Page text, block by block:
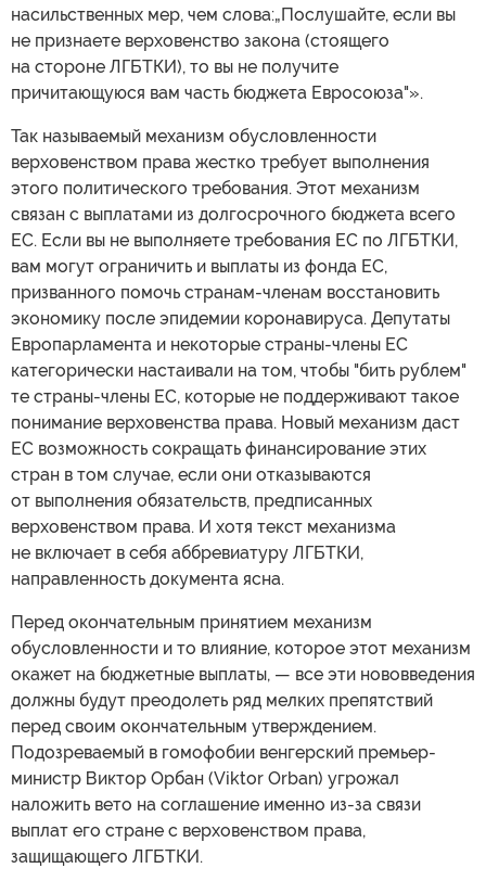
насильственных мер, чем слова:„Послушайте, если вы
не признаете верховенство закона (стоящего
на стороне ЛГБТКИ), то вы не получите
причитающуюся вам часть бюджета Евросоюза"».
Так называемый механизм обусловленности
верховенством права жестко требует выполнения
этого политического требования. Этот механизм
связан с выплатами из долгосрочного бюджета всего
ЕС. Если вы не выполняете требования ЕС по ЛГБТКИ,
вам могут ограничить и выплаты из фонда ЕС,
призванного помочь странам-членам восстановить
экономику после эпидемии коронавируса. Депутаты
Европарламента и некоторые страны-члены ЕС
категорически настаивали на том, чтобы "бить рублем"
те страны-члены ЕС, которые не поддерживают такое
понимание верховенства права. Новый механизм даст
ЕС возможность сокращать финансирование этих
стран в том случае, если они отказываются
от выполнения обязательств, предписанных
верховенством права. И хотя текст механизма
не включает в себя аббревиатуру ЛГБТКИ,
направленность документа ясна.
Перед окончательным принятием механизм
обусловленности и то влияние, которое этот механизм
окажет на бюджетные выплаты, — все эти нововведения
должны будут преодолеть ряд мелких препятствий
перед своим окончательным утверждением.
Подозреваемый в гомофобии венгерский премьер-
министр Виктор Орбан (Viktor Orban) угрожал
наложить вето на соглашение именно из-за связи
выплат его стране с верховенством права,
защищающего ЛГБТКИ.